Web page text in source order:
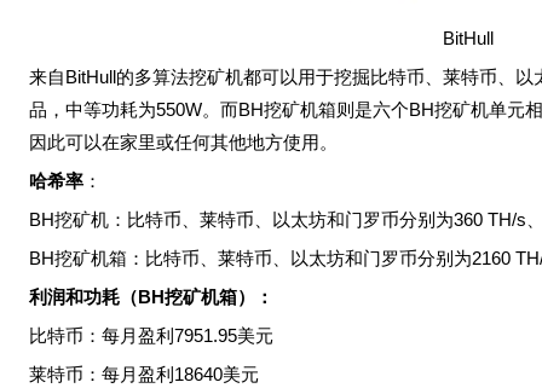
BitHull
来自BitHull的多算法挖矿机都可以用于挖掘比特币、莱特币、
品，中等功耗为550W。而BH挖矿机箱则是六个BH挖矿机单元
因此可以在家里或任何其他地方使用。
哈希率 ：
BH挖矿机：比特币、莱特币、以太坊和门罗币分别为360 TH/s
BH挖矿机箱：比特币、莱特币、以太坊和门罗币分别为2160
利润和功耗（BH挖矿机箱）：
比特币：每月盈利7951.95美元
莱特币：每月盈利18640美元